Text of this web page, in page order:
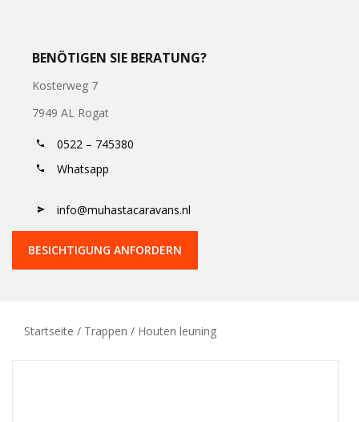
BENÖTIGEN SIE BERATUNG?
Kosterweg 7
7949 AL Rogat
0522 – 745380
Whatsapp
info@muhastacaravans.nl
BESICHTIGUNG ANFORDERN
Startseite / Trappen / Houten leuning